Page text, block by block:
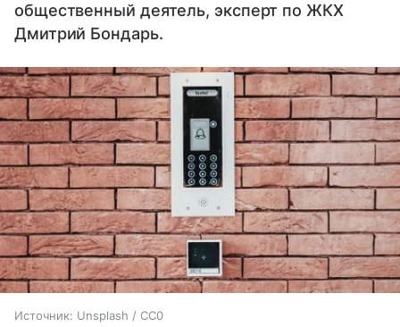
общественный деятель, эксперт по ЖКХ
Дмитрий Бондарь.
Источник: Unsplash / CC0